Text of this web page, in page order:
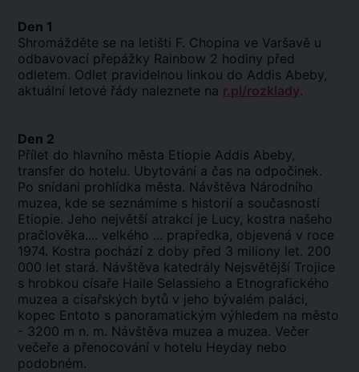
Den 1
Shromážděte se na letišti F. Chopina ve Varšavě u
odbavovací přepážky Rainbow 2 hodiny před
odletem. Odlet pravidelnou linkou do Addis Abeby,
aktuální letové řády naleznete na r.pl/rozklady.
Den 2
Přílet do hlavního města Etiopie Addis Abeby,
transfer do hotelu. Ubytování a čas na odpočinek.
Po snídani prohlídka města. Návštěva Národního
muzea, kde se seznámíme s historií a současností
Etiopie. Jeho největší atrakcí je Lucy, kostra našeho
pračlověka.... velkého ... prapředka, objevená v roce
1974. Kostra pochází z doby před 3 miliony let. 200
000 let stará. Návštěva katedrály Nejsvětější Trojice
s hrobkou císaře Haile Selassieho a Etnografického
muzea a císařských bytů v jeho bývalém paláci,
kopec Entoto s panoramatickým výhledem na město
- 3200 m n. m. Návštěva muzea a muzea. Večer
večeře a přenocování v hotelu Heyday nebo
podobném.